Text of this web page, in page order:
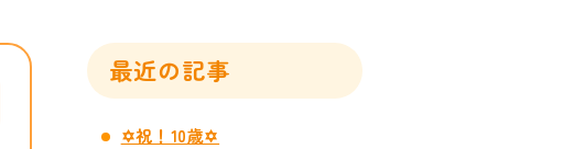
最近の記事
✡祝！10歳✡